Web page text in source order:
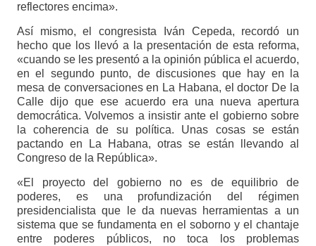
reflectores encima».
Así mismo, el congresista Iván Cepeda, recordó un
hecho que los llevó a la presentación de esta reforma,
«cuando se les presentó a la opinión pública el acuerdo,
en el segundo punto, de discusiones que hay en la
mesa de conversaciones en La Habana, el doctor De la
Calle dijo que ese acuerdo era una nueva apertura
democrática. Volvemos a insistir ante el gobierno sobre
la coherencia de su política. Unas cosas se están
pactando en La Habana, otras se están llevando al
Congreso de la República».
«El proyecto del gobierno no es de equilibrio de
poderes, es una profundización del régimen
presidencialista que le da nuevas herramientas a un
sistema que se fundamenta en el soborno y el chantaje
entre poderes públicos, no toca los problemas